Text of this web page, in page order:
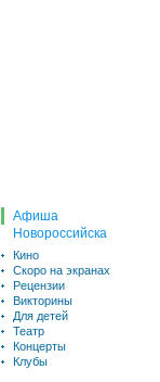
Афиша
Новороссийска
Кино
Скоро на экранах
Рецензии
Викторины
Для детей
Театр
Концерты
Клубы